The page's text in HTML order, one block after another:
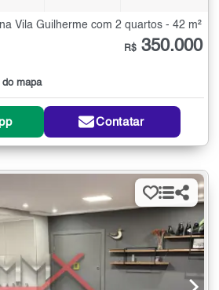
Vila Guilherme com 2 quartos - 42 m²
do mapa
R$ 350.000
Contatar